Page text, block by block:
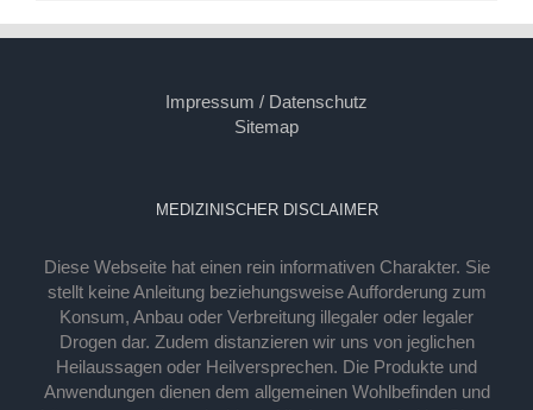
Impressum / Datenschutz
Sitemap
MEDIZINISCHER DISCLAIMER
Diese Webseite hat einen rein informativen Charakter. Sie
stellt keine Anleitung beziehungsweise Aufforderung zum
Konsum, Anbau oder Verbreitung illegaler oder legaler
Drogen dar. Zudem distanzieren wir uns von jeglichen
Heilaussagen oder Heilversprechen. Die Produkte und
Anwendungen dienen dem allgemeinen Wohlbefinden und